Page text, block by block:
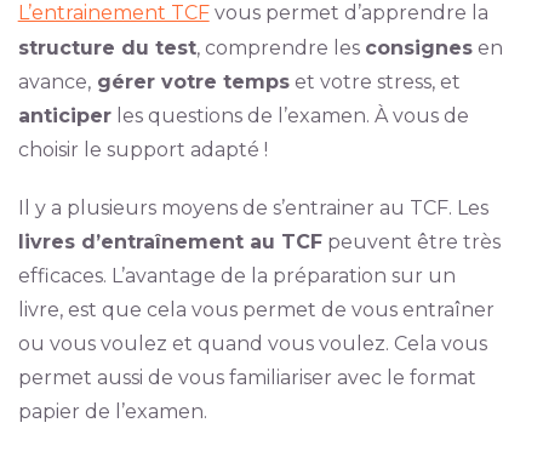
L’entrainement TCFvous permet d’apprendre la
structure du test, comprendre les consignesen
avance,gérer votre tempset votre stress, et
anticiperles questions de l’examen. À vous de
choisir le support adapté !
Il y a plusieurs moyens de s’entrainer au TCF. Les
livres d’entraînement au TCFpeuvent être très
efficaces. L’avantage de la préparation sur un
livre, est que cela vous permet de vous entraîner
ou vous voulez et quand vous voulez. Cela vous
permet aussi de vous familiariser avec le format
papier de l’examen.